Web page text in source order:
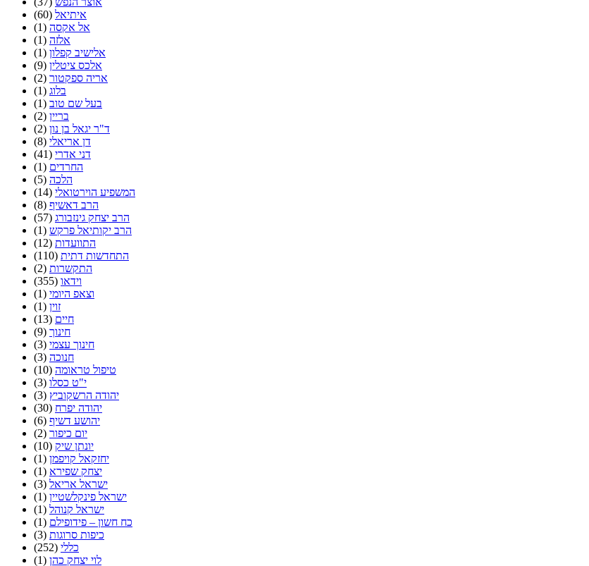
איתיאל (60)
אל אקסה (1)
אלזה (1)
אלישיב קפלון (1)
אלכס ציטלין (9)
אריה ספקטור (2)
בלוג (1)
בעל שם טוב (1)
בריין (2)
ד"ר יגאל בן נון (2)
דן אריאלי (8)
דני אדרי (41)
החרדים (1)
הלכה (5)
המשפיע הוירטואלי (14)
הרב דאשיף (8)
הרב יצחק גינזבורג (57)
הרב יקותיאל פרקש (1)
התוועדות (12)
התחדשות דתית (110)
התקשרות (2)
וידאו (355)
וצאפ היומי (1)
זוין (1)
חיים (13)
חינוך (9)
חינוך עצמי (3)
חנוכה (3)
טיפול טראומה (10)
י"ט כסלו (3)
יהודה הרשקוביץ (3)
יהודה יפרח (30)
יהושע דשיף (6)
יום כיפור (2)
יונתן שיק (10)
יחזקאל קויפמן (1)
יצחק שפירא (1)
ישראל אריאל (3)
ישראל פינקלשטיין (1)
ישראל קנוהל (1)
כח חשון – פידופילם (1)
כיפות סרוגות (3)
כללי (252)
לוי יצחק כהן (1)